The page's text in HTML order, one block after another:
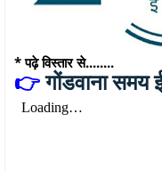
* पढ़े विस्तार से........
👉गोंडवाना